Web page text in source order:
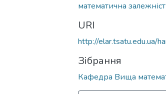
математична
URI
http://elar.tsatu.edu.ua/
Зібрання
Кафедра Вища